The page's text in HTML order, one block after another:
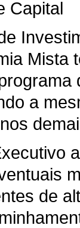
Capital
Mista
a
de